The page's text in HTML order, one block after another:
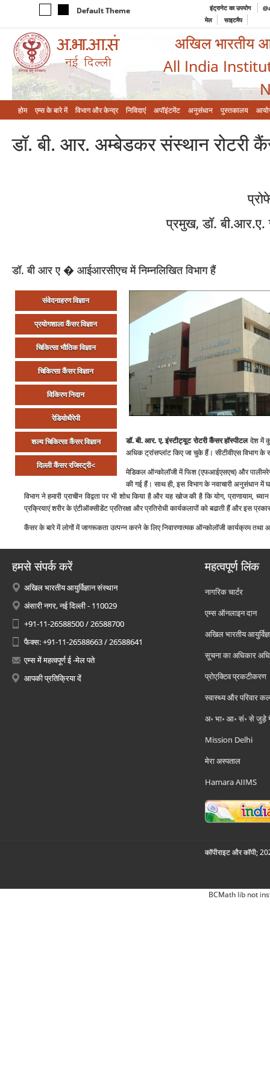
Default Theme इंट्रानेट का उपयोग
मेल
साइटमैप
अखिल भारतीय
All India
होम एम्‍स के बारे में विभाग और केन्‍द्र निविदाएं अपॉइंटमेंट अनुसंधान पुस्तकालय
डॉ. बी. आर. अम्‍बेडकर संस्‍थान रोटरी
प्रमुख, डॉ.
डॉ. बी आर ए � आईआरसीएच में निम्‍नलिखित विभाग हैं
संवेदनाहरण विज्ञान
प्रयोगशाला कैंसर विज्ञान
चिकित्‍सा भौतिक विज्ञान
चिकित्‍सा कैंसर विज्ञान
विकिरण निदान
रेडियोथैरेपी
शल्‍य चिकित्‍सा कैंसर विज्ञान
दिल्‍ली कैंसर रजिस्‍ट्री<
डॉ. बी. आर. ए. इंस्‍टीट्यूट रोटरी कैंसर हॉस्‍पीटलदेश में
अधिक ट्रांसप्‍लांट किए जा चुके हैं। सीटीवीएस विभाग के
मेडिकल ऑन्‍कोलॉजी में फिश (एफआईएसएच) और
की गई हैं। साथ ही, इस विभाग के नवाचारी अनुसंधान में
विभाग ने हमारी प्राचीन विद्वता पर भी शोध किया है और यह खोज की है कि योग, प्राणायाम,
प्रक्रियाएं शरीर के एंटीऑक्‍सीडेंट प्रतिरक्षा और प्रतिरोधी कार्यकलापों को बढाती हैं और इस
कैंसर के बारे में लोगों में जागरूकता उत्‍पन्‍न करने के लिए निवारणात्‍मक ऑन्‍कोलॉजी कार्यक्रम
हमसे संपर्क करें
अखिल भारतीय आयुर्विज्ञान संस्थान
अंसारी नगर, नई दिल्ली - 110029
+91-11-26588500 / 26588700
फैक्स: +91-11-26588663 / 26588641
एम्स में महत्वपूर्ण ई -मेल पते
आपकी प्रतिक्रिया दें
महत्वपूर्ण लिंक
नागरिक चार्टर
एम्स ऑनलाइन दान
अखिल भारतीय
सूचना का अधिकार
प्रोएक्टिव प्रकटीकरण
स्वास्थ्य और परिवार
अ॰ भा॰ आ॰ सं॰ से जुड़े
Mission Delhi
मेरा अस्पताल
Hamara AIIMS
कॉपीराइट और कॉपी;
BCMath lib not